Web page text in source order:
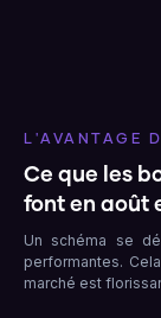
L'AVANTAGE
Ce que les
font en août
Un schéma se
performantes.
marché est